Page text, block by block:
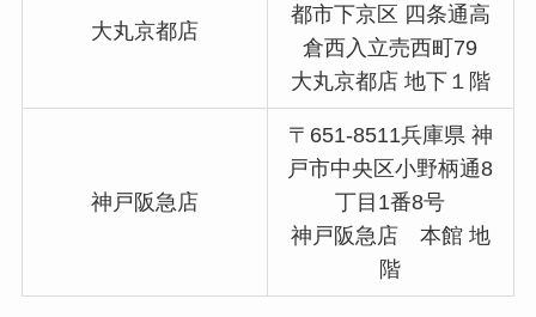
大丸京都店
都市下京区 四条通高
倉西入立売西町79
大丸京都店 地下１階
神戸阪急店
〒651-8511兵庫県 神
戸市中央区小野柄通8
丁目1番8号
神戸阪急店 本館 地
階